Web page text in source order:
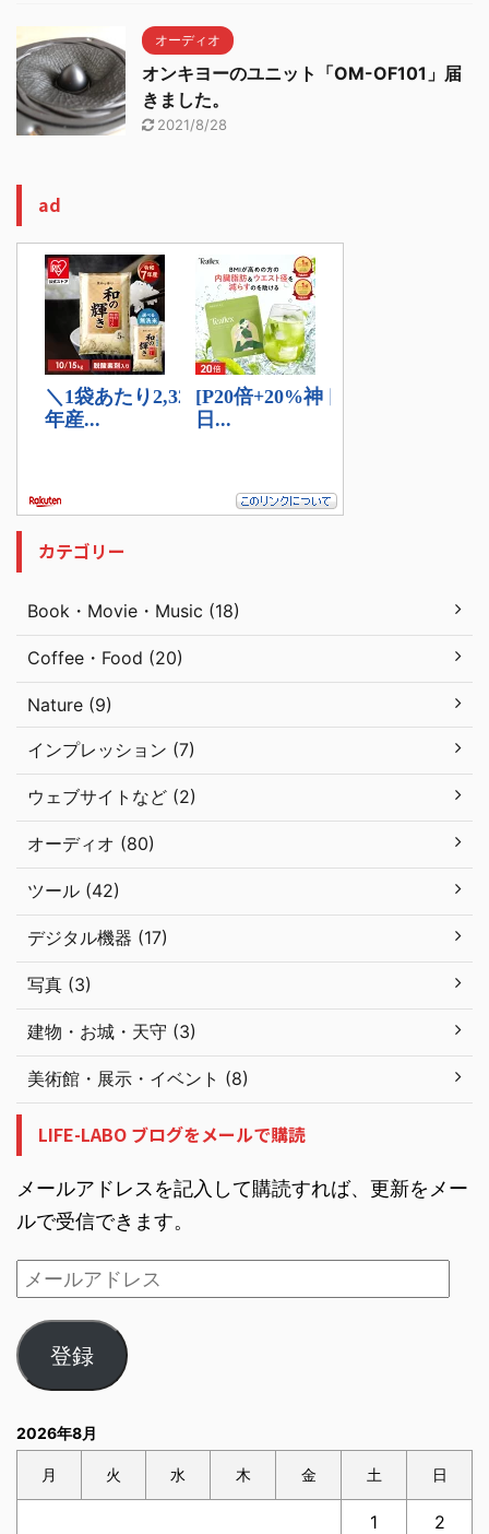
オーディオ
オンキヨーのユニット「OM-OF101」届
きました。
2021/8/28
ad
カテゴリー
Book・Movie・Music (18)
Coffee・Food (20)
Nature (9)
インプレッション (7)
ウェブサイトなど (2)
オーディオ (80)
ツール (42)
デジタル機器 (17)
写真 (3)
建物・お城・天守 (3)
美術館・展示・イベント (8)
LIFE-LABO ブログをメールで購読
メールアドレスを記入して購読すれば、更新をメー
ルで受信できます。
登録
2026年8月
月 火 水 木 金 土 日
1 2